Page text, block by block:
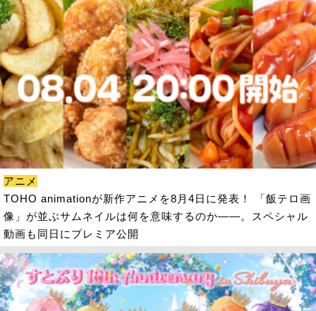
アニメ
TOHO animationが新作アニメを8月4日に発表！ 「飯テロ画
像」が並ぶサムネイルは何を意味するのか――。スペシャル
動画も同日にプレミア公開